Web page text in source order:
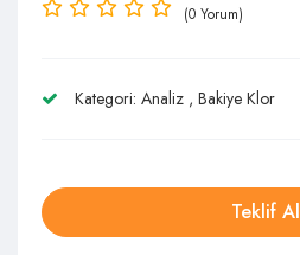
(0 Yorum)
Kategori: Analiz , Bakiye Klor
Teklif Al